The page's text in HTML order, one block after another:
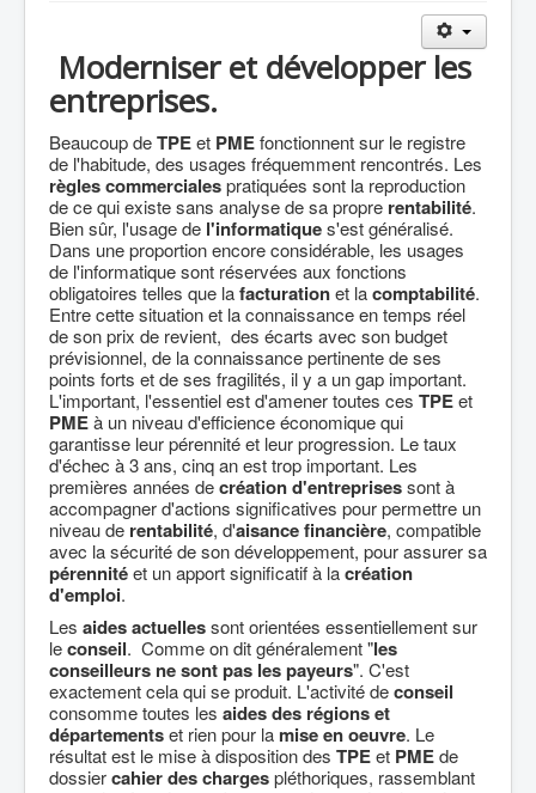
Moderniser et développer les
entreprises.
Beaucoup deTPEet PMEfonctionnent sur le registre
de l'habitude, des usages fréquemment rencontrés. Les
règles commercialespratiquées sont la reproduction
de ce qui existe sans analyse de sa propre rentabilité.
Bien sûr, l'usage de l'informatiques'est généralisé.
Dans une proportion encore considérable, les usages
de l'informatique sont réservées aux fonctions
obligatoires telles que lafacturationet lacomptabilité.
Entre cette situation et la connaissance en temps réel
de son prix de revient, des écarts avec son budget
prévisionnel, de la connaissance pertinente de ses
points forts et de ses fragilités, il y a un gap important.
L'important, l'essentiel est d'amener toutes ces TPEet
PMEà un niveau d'efficience économique qui
garantisse leur pérennité et leur progression. Le taux
d'échec à 3 ans, cinq an est trop important. Les
premières années decréation d'entreprisessont à
accompagner d'actions significatives pour permettre un
niveau de rentabilité, d'aisance financière, compatible
avec la sécurité de son développement, pour assurer sa
pérennitéet un apport significatif à lacréation
d'emploi.
Les aides actuellessont orientées essentiellement sur
leconseil. Comme on dit généralement "les
conseilleurs ne sont pas les payeurs". C'est
exactement cela qui se produit. L'activité deconseil
consomme toutes les aides des régions et
départementset rien pour la mise en oeuvre. Le
résultat est le mise à disposition des TPEet PMEde
dossiercahier des chargespléthoriques, rassemblant